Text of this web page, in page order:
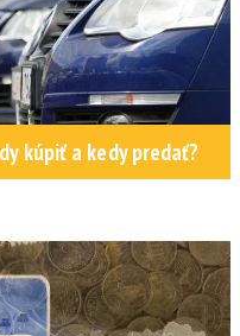
kúpiť a kedy predať?